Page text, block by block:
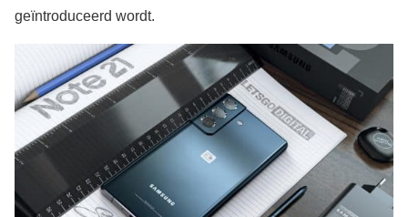
geïntroduceerd wordt.